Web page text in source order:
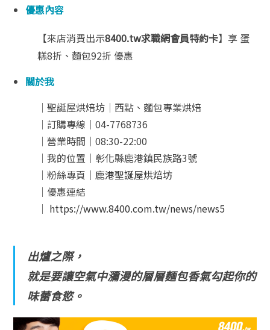
優惠內容
【來店消費出示8400.tw求職網會員特約卡】享 蛋
糕8折、麵包92折 優惠
關於我
│聖誕屋烘焙坊│西點、麵包專業烘焙
│訂購專線│04-7768736
│營業時間│08:30-22:00
│我的位置│彰化縣鹿港鎮民族路3號
│粉絲專頁│鹿港聖誕屋烘焙坊
│優惠連結
│ https://www.8400.com.tw/news/news5
出爐之際，
就是要讓空氣中瀰漫的層層麵包香氣勾起你的
味蕾食慾。